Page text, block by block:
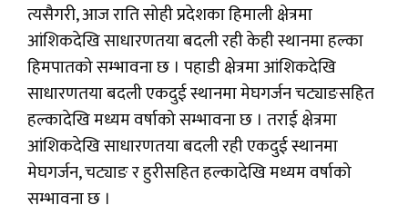
त्यसैगरी, आज राति सोही प्रदेशका हिमाली क्षेत्रमा
आंशिकदेखि साधारणतया बदली रही केही स्थानमा हल्का
हिमपातको सम्भावना छ । पहाडी क्षेत्रमा आंशिकदेखि
साधारणतया बदली एकदुई स्थानमा मेघगर्जन चट्याङसहित
हल्कादेखि मध्यम वर्षाको सम्भावना छ । तराई क्षेत्रमा
आंशिकदेखि साधारणतया बदली रही एकदुई स्थानमा
मेघगर्जन, चट्याङ र हुरीसहित हल्कादेखि मध्यम वर्षाको
सम्भावना छ ।